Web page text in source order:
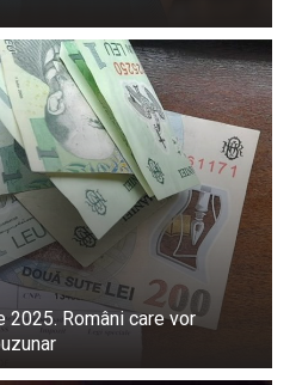
era bolnavă. . Nu putea
străpuns inima”, a spus
dat.
2025. Români care vor